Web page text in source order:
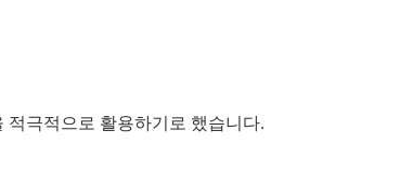
적극적으로 활용하기로 했습니다.